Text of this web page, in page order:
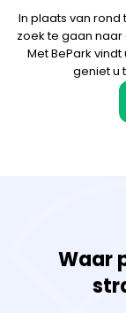
In plaats van
zoek te gaan
Met BePark
geniet u
Waar